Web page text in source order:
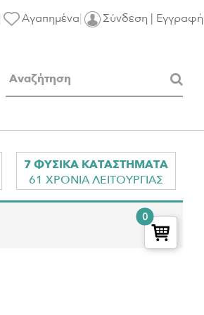
Αγαπημένα Σύνδεση | Εγγραφή
7 ΦΥΣΙΚΑ ΚΑΤΑΣΤΗΜΑΤΑ
61 ΧΡΟΝΙΑ ΛΕΙΤΟΥΡΓΙΑΣ
0